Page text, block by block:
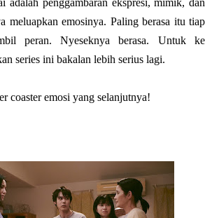
adalah penggambaran ekspresi, mimik, dan
meluapkan emosinya. Paling berasa itu tiap
peran. Nyeseknya berasa. Untuk ke
series ini bakalan lebih serius lagi.
coaster emosi yang selanjutnya!